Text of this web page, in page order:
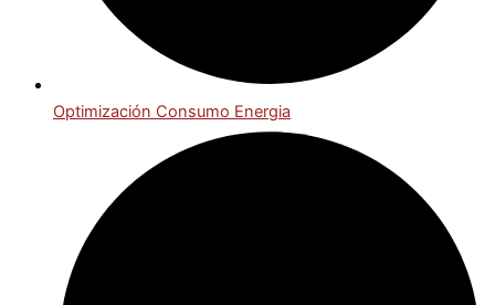
Optimización Consumo Energia